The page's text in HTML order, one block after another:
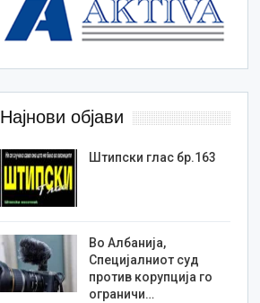
Најнови објави
Штипски глас бр.163
Во Албанија,
Специјалниот суд
против корупција го
ограничи…